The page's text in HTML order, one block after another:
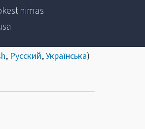
, Русский,Українська)